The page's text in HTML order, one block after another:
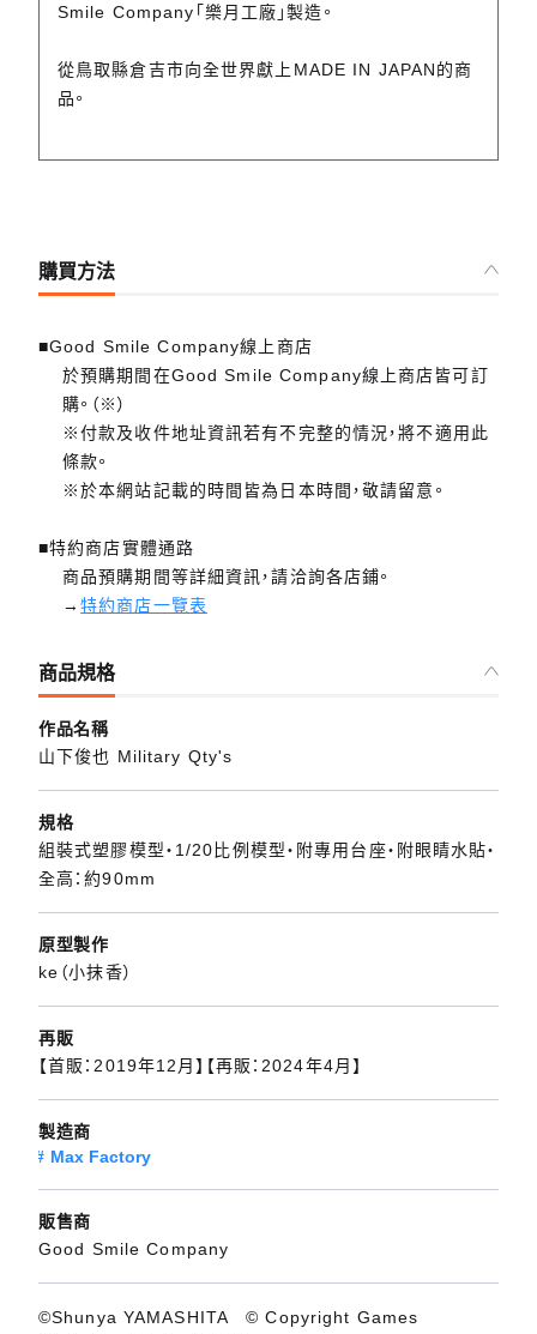
Smile Company「樂月工廠」製造。
從鳥取縣倉吉市向全世界獻上MADE IN JAPAN的商
品。
購買方法
■Good Smile Company線上商店
於預購期間在Good Smile Company線上商店皆可訂
購。（※）
※付款及收件地址資訊若有不完整的情況，將不適用此
條款。
※於本網站記載的時間皆為日本時間，敬請留意。
■特約商店實體通路
商品預購期間等詳細資訊，請洽詢各店鋪。
→特約商店一覽表
商品規格
作品名稱
山下俊也 Military Qty's
規格
組裝式塑膠模型・1/20比例模型・附專用台座・附眼睛水貼・
全高：約90mm
原型製作
ke（小抹香）
再販
【首販：2019年12月】【再販：2024年4月】
製造商
Max Factory
販售商
Good Smile Company
©Shunya YAMASHITA © Copyright Games